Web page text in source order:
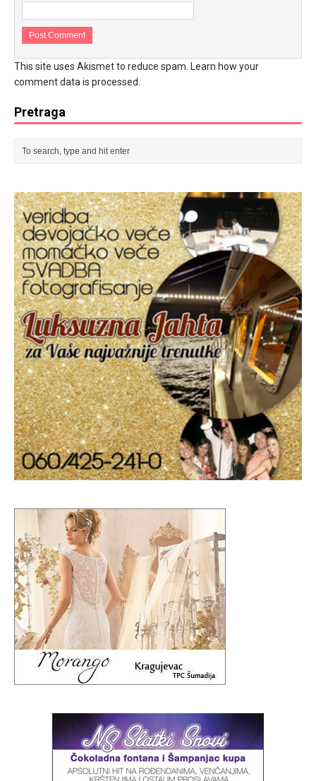
This site uses Akismet to reduce spam. Learn how your
comment data is processed.
Pretraga